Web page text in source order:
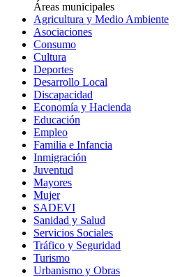
Áreas municipales
Agricultura y Medio Ambiente
Asociaciones
Consumo
Cultura
Deportes
Desarrollo Local
Discapacidad
Economía y Hacienda
Educación
Empleo
Familia e Infancia
Inmigración
Juventud
Mayores
Mujer
SADEVI
Sanidad y Salud
Servicios Sociales
Tráfico y Seguridad
Turismo
Urbanismo y Obras